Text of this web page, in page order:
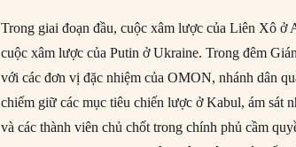
Trong giai đoạn đầu, cuộc xâm lược của Liên Xô ở
cuộc xâm lược của Putin ở Ukraine. Trong đêm
với các đơn vị đặc nhiệm của OMON, nhánh dân
chiếm giữ các mục tiêu chiến lược ở Kabul, ám sát
và các thành viên chủ chốt trong chính phủ cầm